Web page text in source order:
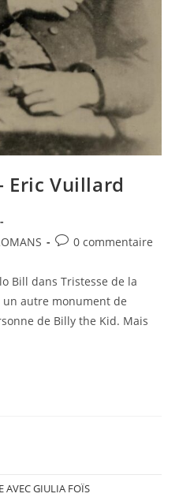
Eric Vuillard
0 commentaire
Bill dans Tristesse de la
autre monument de
de Billy the Kid. Mais
AVEC GIULIA FOÏS